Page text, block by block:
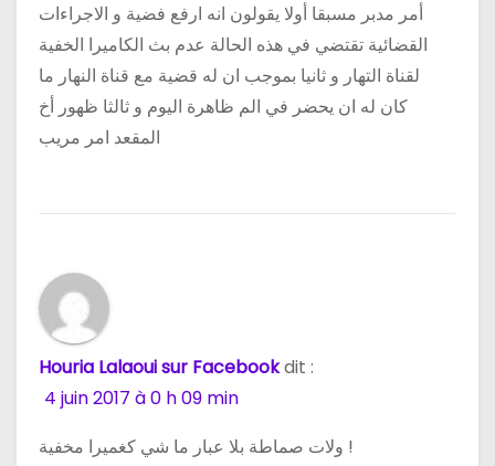
أمر مدبر مسبقا أولا يقولون انه ارفع فضية و الاجراءات
القضائية تقتضي في هذه الحالة عدم بث الكاميرا الخفية
لقناة التهار و ثانيا بموجب ان له قضية مع قناة النهار ما
كان له ان يحضر في الم ظاهرة اليوم و ثالثا ظهور أخ
المقعد امر مريب
Houria Lalaoui sur Facebookdit :
4 juin 2017 à 0 h 09 min
ولات صماطة بلا عبار ما شي كغميرا مخفية !